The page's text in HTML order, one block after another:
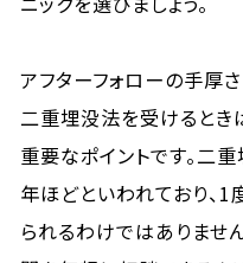
アフターフォローの手厚さ
二重埋没法を受けるとき
重要なポイントです。二
年ほどといわれており、
られるわけではありませ